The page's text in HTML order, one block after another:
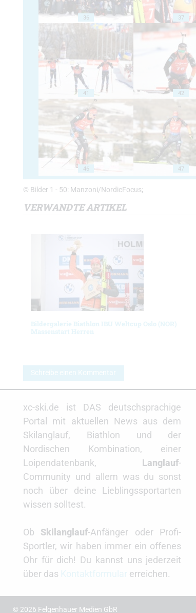
36 37
41 42
46 47
© Bilder 1 - 50: Manzoni/NordicFocus;
VERWANDTE ARTIKEL
Bildergalerie Biathlon IBU Weltcup Oslo (NOR)
Massenstart Herren
Schreibe einen Kommentar
xc-ski.de ist DAS deutschsprachige
Portal mit aktuellen News aus dem
Skilanglauf, Biathlon und der
Nordischen Kombination, einer
Loipendatenbank, Langlauf-
Community und allem was du sonst
noch über deine Lieblingssportarten
wissen solltest.
Ob Skilanglauf-Anfänger oder Profi-
Sportler, wir haben immer ein offenes
Ohr für dich! Du kannst uns jederzeit
über das
erreichen.
© 2026 Felgenhauer Medien GbR